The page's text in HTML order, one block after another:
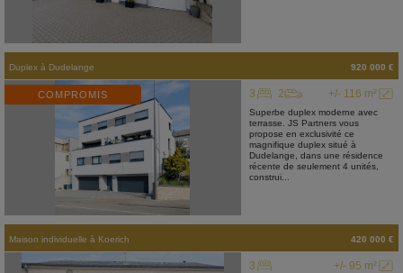
Duplex à Dudelange 920 000 €
COMPROMIS +/- 116 m²
3 2
Superbe duplex moderne avec
terrasse. JS Partners vous
propose en exclusivité ce
magnifique duplex situé à
Dudelange, dans une résidence
récente de seulement 4 unités,
construi...
Maison individuelle à Koerich 420 000 €
+/- 95 m²
3